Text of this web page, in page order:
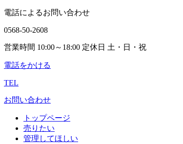
電話によるお問い合わせ
0568-50-2608
営業時間 10:00～18:00 定休日 土・日・祝
電話をかける
TEL
お問い合わせ
トップページ
売りたい
管理してほしい